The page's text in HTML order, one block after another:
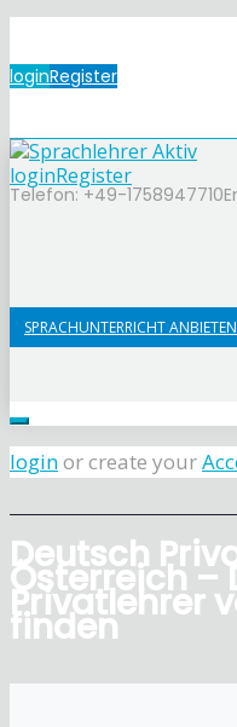
loginRegister
Telefon: +49-1758947710
loginRegister
SPRACHUNTERRICHT ANBIETEN
loginor create your
Deutsch
Österreich –
Privatlehrer
finden